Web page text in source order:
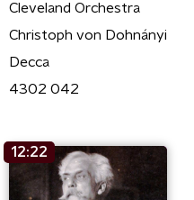
Cleveland Orchestra
Christoph von Dohnányi
Decca
4302 042
12:22